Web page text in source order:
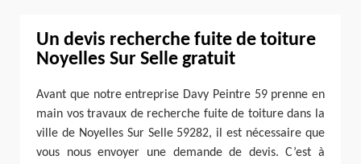
Un devis recherche fuite de toiture
Noyelles Sur Selle gratuit
Avant que notre entreprise Davy Peintre 59 prenne en
main vos travaux de recherche fuite de toiture dans la
ville de Noyelles Sur Selle 59282, il est nécessaire que
vous nous envoyer une demande de devis. C’est à